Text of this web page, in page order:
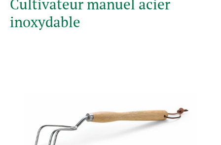
Cultivateur manuel acier
inoxydable